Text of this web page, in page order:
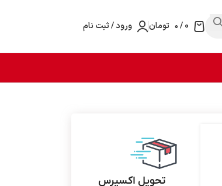
0
/۰ تومان ورود / ثبت نام
تحویل اکسپرس